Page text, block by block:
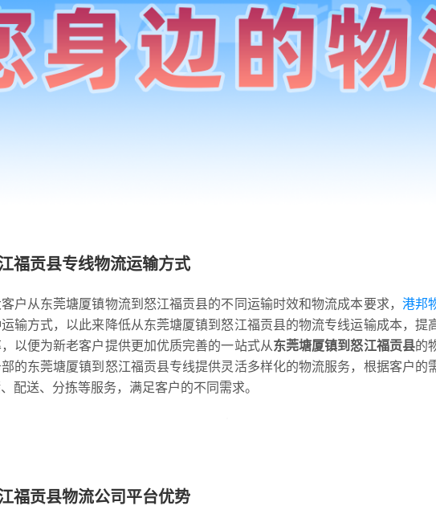
福贡县专线物流运输方式
户从东莞塘厦镇物流到怒江福贡县的不同运输时效和物流成本要求， 港邦
输方式，以此来降低从东莞塘厦镇到怒江福贡县的物流专线运输成本，提
以便为新老客户提供更加优质完善的一站式从东莞塘厦镇到怒江福贡县的
的东莞塘厦镇到怒江福贡县专线提供灵活多样化的物流服务，根据客户的
配送、分拣等服务，满足客户的不同需求。
福贡县物流公司平台优势